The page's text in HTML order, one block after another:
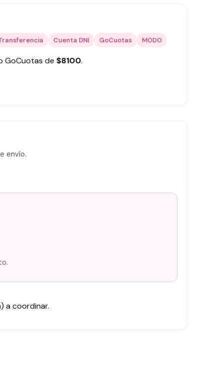
Cuenta DNI GoCuotas MODO
GoCuotas de $8100.
envío.
a coordinar.